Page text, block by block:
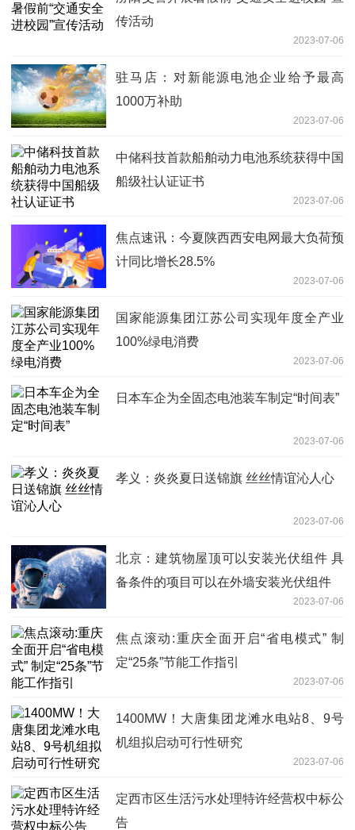
传活动
2023-07-06
驻马店：对新能源电池企业给予最高
1000万补助
2023-07-06
中储科技首款船舶动力电池系统获得中国
船级社认证证书
2023-07-06
焦点速讯：今夏陕西西安电网最大负荷预
计同比增长28.5%
2023-07-06
国家能源集团江苏公司实现年度全产业
100%绿电消费
2023-07-06
日本车企为全固态电池装车制定“时间表”
2023-07-06
孝义：炎炎夏日送锦旗 丝丝情谊沁人心
2023-07-06
北京：建筑物屋顶可以安装光伏组件 具
备条件的项目可以在外墙安装光伏组件
2023-07-06
焦点滚动:重庆全面开启“省电模式” 制
定“25条”节能工作指引
2023-07-06
1400MW！大唐集团龙滩水电站8、9号
机组拟启动可行性研究
2023-07-06
定西市区生活污水处理特许经营权中标公
告